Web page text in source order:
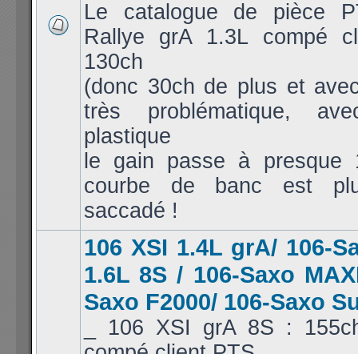
Le catalogue de pièce
Rallye grA 1.3L compé
130ch
(donc 30ch de plus et
très problématique,
plastique
le gain passe à presque
courbe de banc est
saccadé !
106 XSI 1.4L grA/ 106-
1.6L 8S / 106-Saxo
Saxo F2000/ 106-Saxo
_ 106 XSI grA 8S :